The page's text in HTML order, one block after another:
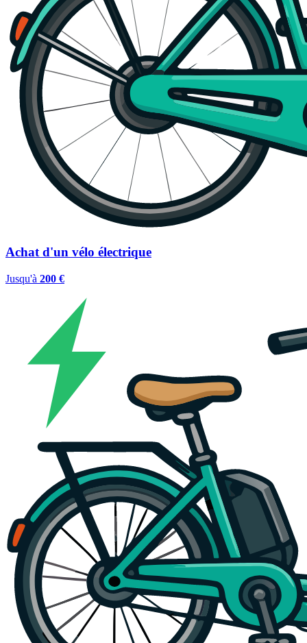
Achat d'un vélo électrique
Jusqu'à 200 €